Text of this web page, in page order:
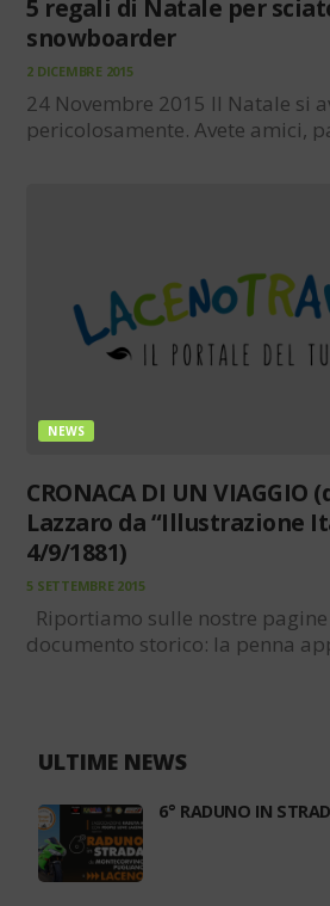
5 regali di Natale per
snowboarder
2 DICEMBRE 2015
24 Novembre 2015 Il Natale si
pericolosamente. Avete amici,
NEWS
CRONACA DI UN VIAGGIO
Lazzaro da “Illustrazione
4/9/1881)
5 SETTEMBRE 2015
Riportiamo sulle nostre
documento storico: la penna
oggi di Michele Lenzi,…
ULTIME NEWS
6° RADUNO IN